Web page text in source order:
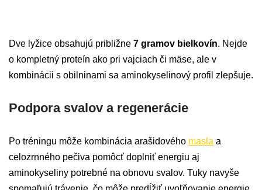
Dve lyžice obsahujú približne 7 gramov bielkovín. Nejde
o kompletný proteín ako pri vajciach či mäse, ale v
kombinácii s obilninami sa aminokyselinový profil zlepšuje.
Podpora svalov a regenerácie
Po tréningu môže kombinácia arašidového masla a
celozrnného pečiva pomôcť doplniť energiu aj
aminokyseliny potrebné na obnovu svalov. Tuky navyše